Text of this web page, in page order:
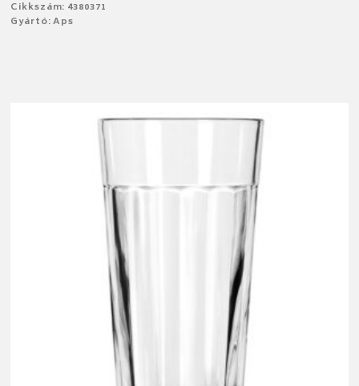
Cikkszám: 4380371
Gyártó: Aps